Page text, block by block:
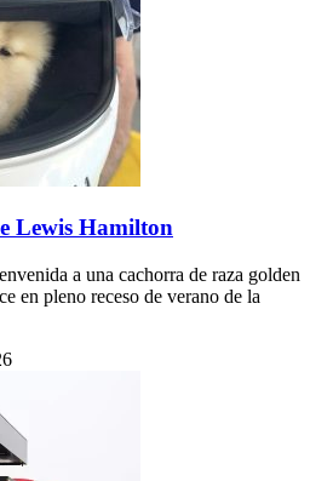
Lewis Hamilton
a una cachorra de raza golden
en pleno receso de verano de la